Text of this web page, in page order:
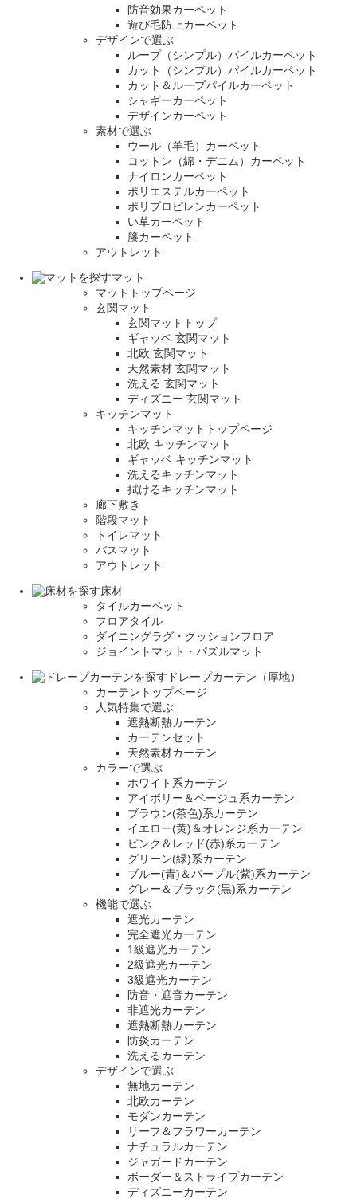
防音効果カーペット
遊び毛防止カーペット
デザインで選ぶ
ループ（シンプル）パイルカーペット
カット（シンプル）パイルカーペット
カット＆ループパイルカーペット
シャギーカーペット
デザインカーペット
素材で選ぶ
ウール（羊毛）カーペット
コットン（綿・デニム）カーペット
ナイロンカーペット
ポリエステルカーペット
ポリプロピレンカーペット
い草カーペット
籐カーペット
アウトレット
マット
マットトップページ
玄関マット
玄関マットトップ
ギャッベ 玄関マット
北欧 玄関マット
天然素材 玄関マット
洗える 玄関マット
ディズニー 玄関マット
キッチンマット
キッチンマットトップページ
北欧 キッチンマット
ギャッベ キッチンマット
洗えるキッチンマット
拭けるキッチンマット
廊下敷き
階段マット
トイレマット
バスマット
アウトレット
床材
タイルカーペット
フロアタイル
ダイニングラグ・クッションフロア
ジョイントマット・パズルマット
ドレープカーテン（厚地）
カーテントップページ
人気特集で選ぶ
遮熱断熱カーテン
カーテンセット
天然素材カーテン
カラーで選ぶ
ホワイト系カーテン
アイボリー＆ベージュ系カーテン
ブラウン(茶色)系カーテン
イエロー(黄)＆オレンジ系カーテン
ピンク＆レッド(赤)系カーテン
グリーン(緑)系カーテン
ブルー(青)＆パープル(紫)系カーテン
グレー＆ブラック(黒)系カーテン
機能で選ぶ
遮光カーテン
完全遮光カーテン
1級遮光カーテン
2級遮光カーテン
3級遮光カーテン
防音・遮音カーテン
非遮光カーテン
遮熱断熱カーテン
防炎カーテン
洗えるカーテン
デザインで選ぶ
無地カーテン
北欧カーテン
モダンカーテン
リーフ＆フラワーカーテン
ナチュラルカーテン
ジャガードカーテン
ボーダー＆ストライプカーテン
ディズニーカーテン